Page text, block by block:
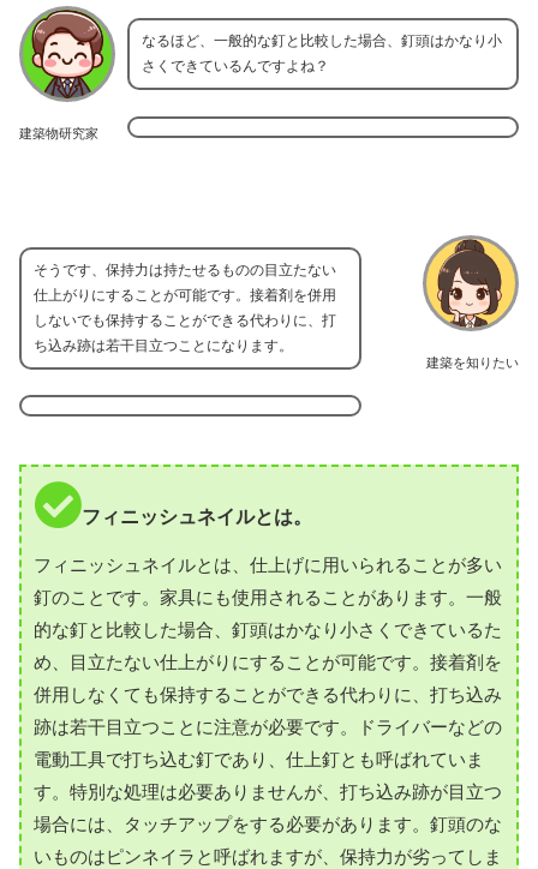
建築物研究家
なるほど、一般的な釘と比較した場合、釘頭はかなり小
さくできているんですよね？
建築を知りたい
そうです、保持力は持たせるものの目立たない
仕上がりにすることが可能です。接着剤を併用
しないでも保持することができる代わりに、打
ち込み跡は若干目立つことになります。
フィニッシュネイルとは。
フィニッシュネイルとは、仕上げに用いられることが多い
釘のことです。家具にも使用されることがあります。一般
的な釘と比較した場合、釘頭はかなり小さくできているた
め、目立たない仕上がりにすることが可能です。接着剤を
併用しなくても保持することができる代わりに、打ち込み
跡は若干目立つことに注意が必要です。ドライバーなどの
電動工具で打ち込む釘であり、仕上釘とも呼ばれていま
す。特別な処理は必要ありませんが、打ち込み跡が目立つ
場合には、タッチアップをする必要があります。釘頭のな
いものはピンネイラと呼ばれますが、保持力が劣ってしま